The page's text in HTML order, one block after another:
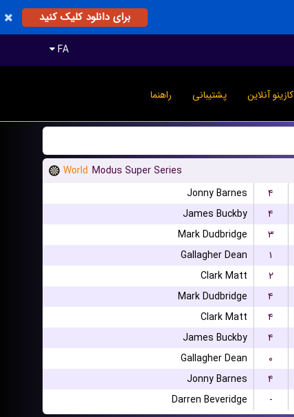
برای دانلود کلیک کنید
FA
کازینو آنلاین پشتیبانی راهنما
World Modus Super Series
Jonny Barnes
۴
James Buckby
۴
Mark Dudbridge
۳
Gallagher Dean
۱
Clark Matt
۲
Mark Dudbridge
۴
Clark Matt
۴
James Buckby
۴
Gallagher Dean
۰
Jonny Barnes
۴
Darren Beveridge
-